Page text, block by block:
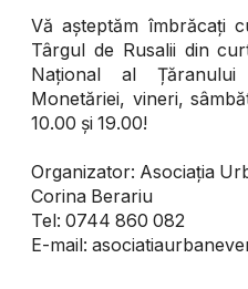
Vă așteptăm îmbrăcați
Târgul de Rusalii din
Național al
Monetăriei, vineri,
10.00 și 19.00!
Organizator: Asociația
Corina Berariu
Tel: 0744 860 082
E-mail: